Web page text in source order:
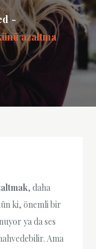
azaltma
, daha
ki, önemli bir
ya da ses
Ama